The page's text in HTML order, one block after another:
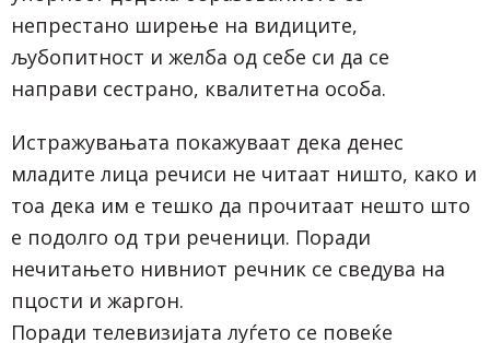
непрестано ширење на видиците,
љубопитност и желба од себе си да се
направи сестрано, квалитетна особа.
Истражувањата покажуваат дека денес
младите лица речиси не читаат ништо, како и
тоа дека им е тешко да прочитаат нешто што
е подолго од три реченици. Поради
нечитањето нивниот речник се сведува на
пцости и жаргон.
Поради телевизијата луѓето се повеќе